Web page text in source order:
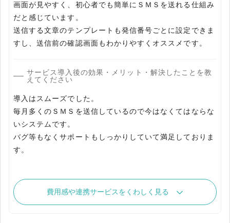
画面が見やすく、初心者でも簡単にＳＭＳを送れる仕組み
だと感じています。
送信する文章のテンプレートも発信番号ごとに設定できま
すし、送信前の確認画面もわかりやすくオススメです。
サービス導入後の効果・メリット・解決したことを教
えてください
導入はスムーズでした。
毎月多くのＳＭＳを送信しているので今はなくてはならな
いシステムです。
バグ等もなくサポートもしっかりしていて満足しておりま
費用感や連携サービスをくわしく見る